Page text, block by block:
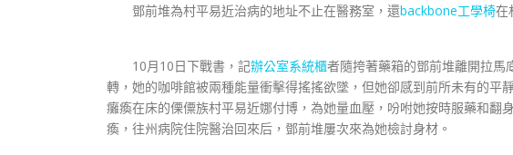
鄧前堆為村平易近治病的地址不止在醫務室，還backbone工學椅在
10月10日下戰書，記辦公室系統櫃者隨挎著藥箱的鄧前堆離開拉馬
轉，她的咖啡館被兩種能量衝擊得搖搖欲墜，但她卻感到前所未有的平
癱瘓在床的傈僳族村平易近娜付博，為她量血壓，吩咐她按時服藥和翻
瘓，往州病院住院醫治回來后，鄧前堆屢次來為她檢討身材。